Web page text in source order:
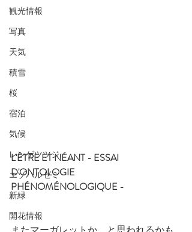
観光情報
写真
天気
積雪
桜
宿泊
気候
レンゲツツジ
エゾハルゼミ
新緑
開花情報
L'ÊTRE ET NÉANT - ESSAI
D'ONTOLOGIE
PHÉNOMÉNOLOGIQUE -